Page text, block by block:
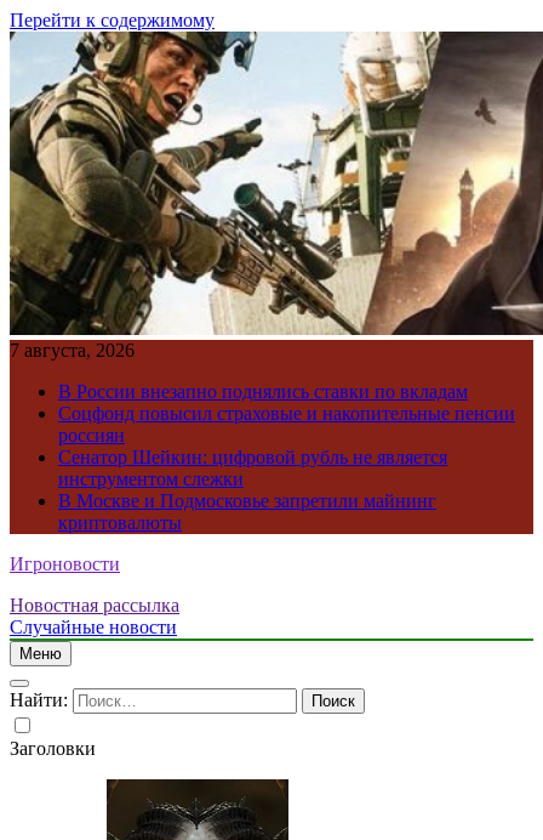
Перейти к содержимому
7 августа, 2026
В России внезапно поднялись ставки по вкладам
Соцфонд повысил страховые и накопительные пенсии
россиян
Сенатор Шейкин: цифровой рубль не является
инструментом слежки
В Москве и Подмосковье запретили майнинг
криптовалюты
Игроновости
Новостная рассылка
Случайные новости
Меню
Найти:
Заголовки